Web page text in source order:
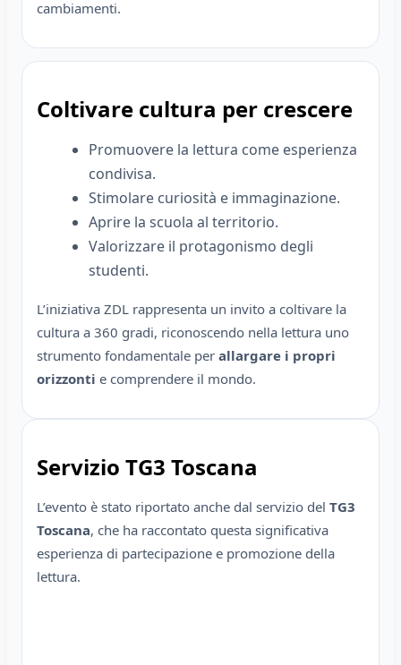
cambiamenti.
Coltivare cultura per crescere
Promuovere la lettura come esperienza
condivisa.
Stimolare curiosità e immaginazione.
Aprire la scuola al territorio.
Valorizzare il protagonismo degli
studenti.
L’iniziativa ZDL rappresenta un invito a coltivare la
cultura a 360 gradi, riconoscendo nella lettura uno
strumento fondamentale per allargare i propri
orizzonti e comprendere il mondo.
Servizio TG3 Toscana
L’evento è stato riportato anche dal servizio del TG3
Toscana, che ha raccontato questa significativa
esperienza di partecipazione e promozione della
lettura.